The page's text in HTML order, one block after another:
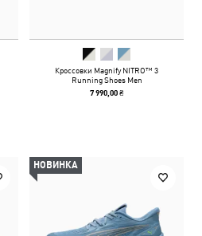
Кроссовки Magnify NITRO™ 3
Running Shoes Men
7 990,00 ₴
НОВИНКА